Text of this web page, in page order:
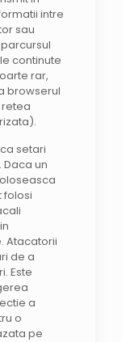
intre
sau
continute
rar,
browserul
setari
un
folosi
Atacatorii
de a
Este
a
o
pe